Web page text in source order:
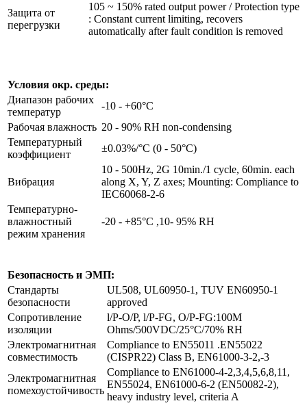
Защита от
перегрузки
105 ~ 150% rated output power / Protection type
: Constant current limiting, recovers
automatically after fault condition is removed
Условия окр. среды:
Диапазон рабочих
температур
-10 - +60°C
Рабочая влажность 20 - 90% RH non-condensing
Температурный
коэффициент
±0.03%/°C (0 - 50°C)
Вибрация
10 - 500Hz, 2G 10min./1 cycle, 60min. each
along X, Y, Z axes; Mounting: Compliance to
IEC60068-2-6
Температурно-
влажностный
режим хранения
-20 - +85°C ,10- 95% RH
Безопасность и ЭМП:
Стандарты
безопасности
UL508, UL60950-1, TUV EN60950-1
approved
Сопротивление
изоляции
l/P-O/P, l/P-FG, O/P-FG:100M
Ohms/500VDC/25°C/70% RH
Электромагнитная
совместимость
Compliance to EN55011 .EN55022
(CISPR22) Class B, EN61000-3-2,-3
Электромагнитная
помехоустойчивость
Compliance to EN61000-4-2,3,4,5,6,8,11,
EN55024, EN61000-6-2 (EN50082-2),
heavy industry level, criteria A